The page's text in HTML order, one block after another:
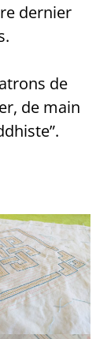
dernier
de
de main